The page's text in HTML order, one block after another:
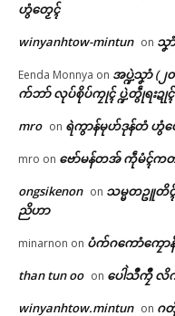
ဟွံတၟေၚ်
winyanhtow-mintun on သၞ
Eenda Monnya on အပ္ဍဲသၞာံ (
က်ဘာ် လုပ်စိုပ်ကၠုၚ် ပ္ဍဲတွဵုရးဍုၚ်
mro on ရဲကွာန်မုဟ်ဒုန်တံ ဟွံပ
mro on ဗော်မန်တအ် ကဵုမံၚ်က
ongsikenon on သမ္မတဥူတိ
ညိဟာ
minarnon on ပံက်ဂကောံကၠောန်
than tun oo on ပေါဲသဳကၠဳ
winyanhtow.mintun on ဂ